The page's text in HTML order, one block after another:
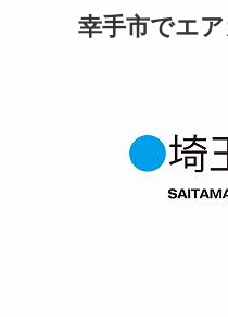
幸手市でエ